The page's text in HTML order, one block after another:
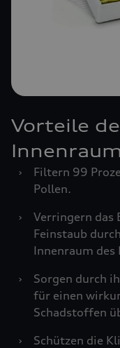
Vorteile
›
Filtern 99
Pollen.
›
Verringern das
Feinstaub
Innenraum des
›
Sorgen durch
für einen
Schadstoffen
›
Schützen die